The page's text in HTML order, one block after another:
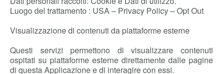
Luogo del trattamento : USA – Privacy Policy – Opt Out
Visualizzazione di contenuti da piattaforme esterne
Questi servizi permettono di visualizzare contenuti
ospitati su piattaforme esterne direttamente dalle pagine
di questa Applicazione e di interagire con essi.